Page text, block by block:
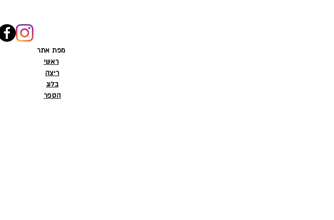
מפת אתר
ראשי
ריצה
בלוג
הספר